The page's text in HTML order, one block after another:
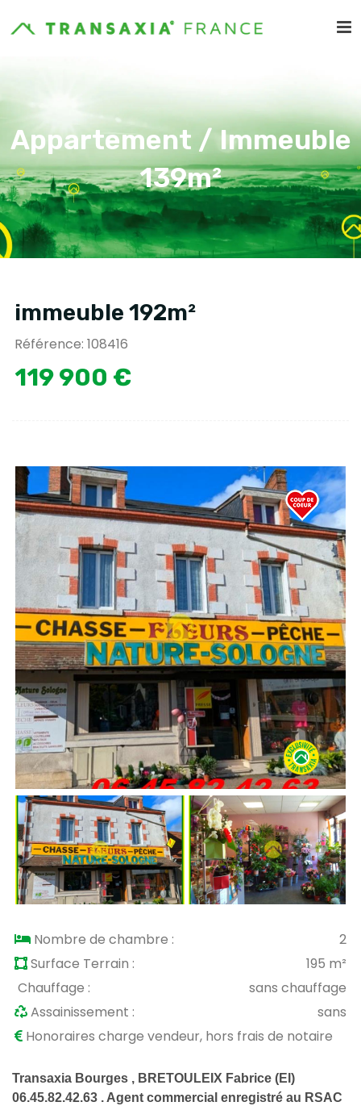
Appartement / Immeuble
139m²
immeuble 192m²
Référence: 108416
119 900 €
Nombre de chambre :
2
Surface Terrain :
195 m²
Chauffage :
sans chauffage
Assainissement :
sans
Honoraires charge vendeur, hors frais de notaire
Transaxia Bourges , BRETOULEIX Fabrice (EI)
06.45.82.42.63 . Agent commercial enregistré au RSAC